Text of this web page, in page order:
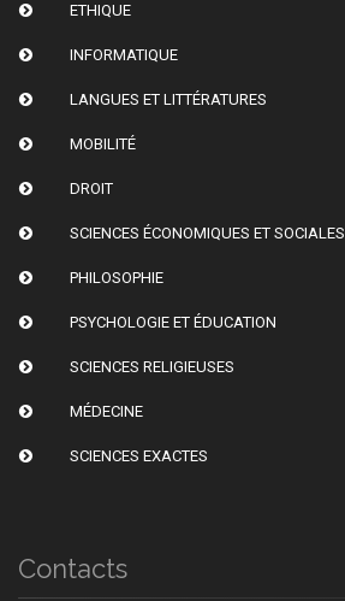
ETHIQUE
INFORMATIQUE
LANGUES ET LITTÉRATURES
MOBILITÉ
DROIT
SCIENCES ÉCONOMIQUES ET SOCIALES
PHILOSOPHIE
PSYCHOLOGIE ET ÉDUCATION
SCIENCES RELIGIEUSES
MÉDECINE
SCIENCES EXACTES
Contacts